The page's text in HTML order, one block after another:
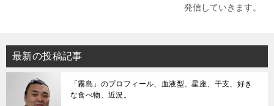
発信していきます。
最新の投稿記事
「霧島」のプロフィール、血液型、星座、干支、好き
な食べ物、近況。